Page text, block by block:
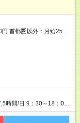
首都圏以外：月給25万
記金額には、一律支給の
務の場合、長谷工アー
入UP! ※試験や営業成績
ます 【試用期
月 雇用形態、給与は本
時間/日 9：30～18：00
8.8時間程度です。 (東京